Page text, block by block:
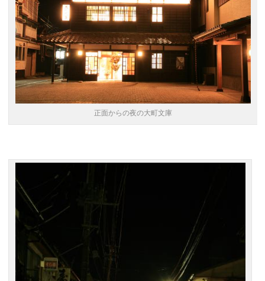
正面からの夜の大町文庫